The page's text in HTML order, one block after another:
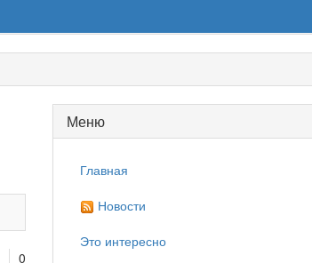
0
Меню
Главная
Новости
Это интересно